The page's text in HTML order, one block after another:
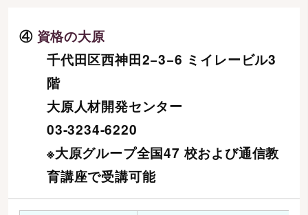
④ 資格の大原
千代田区西神田2−3−6 ミイレービル3
階
大原人材開発センター
03-3234-6220
※大原グループ全国47 校および通信教
育講座で受講可能